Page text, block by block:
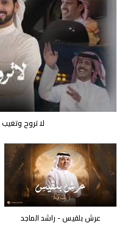
لا تروح
عرش بلقيس - راشد الماجد